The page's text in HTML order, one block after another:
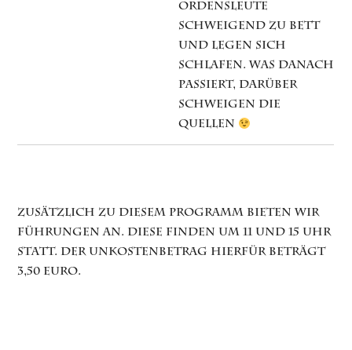
Ordensleute
schweigend zu Bett
und legen sich
schlafen. Was danach
passiert, darüber
schweigen die
Quellen
Zusätzlich zu diesem Programm bieten wir
Führungen an. Diese finden um 11 und 15 Uhr
statt. Der Unkostenbetrag hierfür beträgt
3,50 Euro.